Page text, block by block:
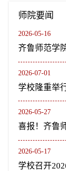
师院要闻
2026-05-16
2026-07-01
2026-05-27
2026-05-17
学校召开